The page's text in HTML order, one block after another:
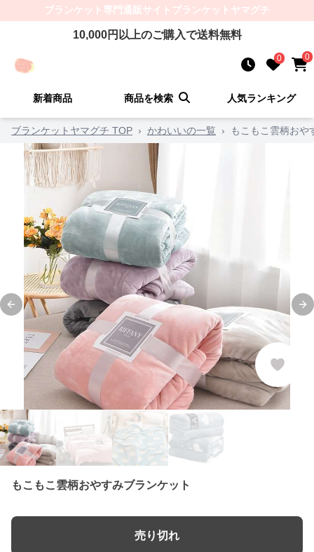
ブランケット 専門通販サイト ブランケットヤマグチ
10,000円以上のご購入で送料無料
0 0
新着商品 商品を検索 人気ランキング
ブランケットヤマグチ TOP › かわいいの一覧 › もこもこ雲柄おや
Previous slide
もこもこ雲柄おやすみブランケット
売り切れ